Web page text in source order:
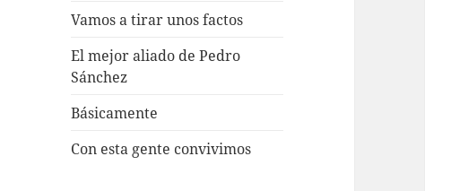
Vamos a tirar unos factos
El mejor aliado de Pedro
Sánchez
Básicamente
Con esta gente convivimos